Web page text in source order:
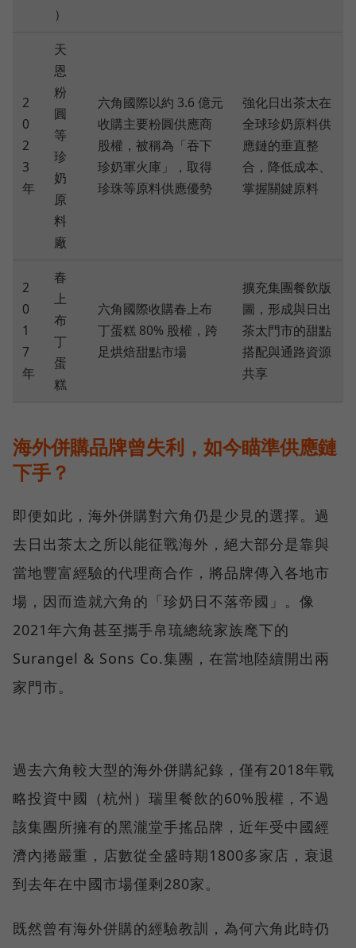
）
2
0
2
3
年
天
恩
粉
圓
等
珍
奶
原
料
廠
六角國際以約 3.6 億元
收購主要粉圓供應商
股權，被稱為「吞下
珍奶軍火庫」，取得
珍珠等原料供應優勢
強化日出茶太在
全球珍奶原料供
應鏈的垂直整
合，降低成本、
掌握關鍵原料
2
0
1
7
年
春
上
布
丁
蛋
糕
六角國際收購春上布
丁蛋糕 80% 股權，跨
足烘焙甜點市場
擴充集團餐飲版
圖，形成與日出
茶太門市的甜點
搭配與通路資源
共享
海外併購品牌曾失利，如今瞄準供應鏈
下手？
即便如此，海外併購對六角仍是少見的選擇。過
去日出茶太之所以能征戰海外，絕大部分是靠與
當地豐富經驗的代理商合作，將品牌傳入各地市
場，因而造就六角的「珍奶日不落帝國」。像
2021年六角甚至攜手帛琉總統家族麾下的
Surangel & Sons Co.集團，在當地陸續開出兩
家門市。
過去六角較大型的海外併購紀錄，僅有2018年戰
略投資中國（杭州）瑞里餐飲的60%股權，不過
該集團所擁有的黑瀧堂手搖品牌，近年受中國經
濟內捲嚴重，店數從全盛時期1800多家店，衰退
到去年在中國市場僅剩280家。
既然曾有海外併購的經驗教訓，為何六角此時仍